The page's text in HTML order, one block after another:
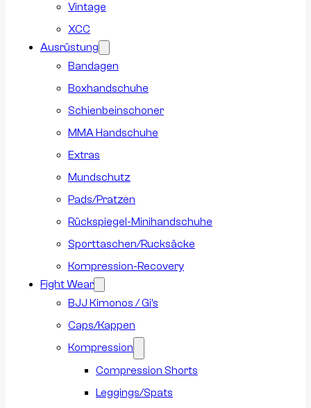
Vintage
XCC
Ausrüstung
Bandagen
Boxhandschuhe
Schienbeinschoner
MMA Handschuhe
Extras
Mundschutz
Pads/Pratzen
Rückspiegel-Minihandschuhe
Sporttaschen/Rucksäcke
Kompression-Recovery
Fight Wear
BJJ Kimonos / Gi’s
Caps/Kappen
Kompression
Compression Shorts
Leggings/Spats